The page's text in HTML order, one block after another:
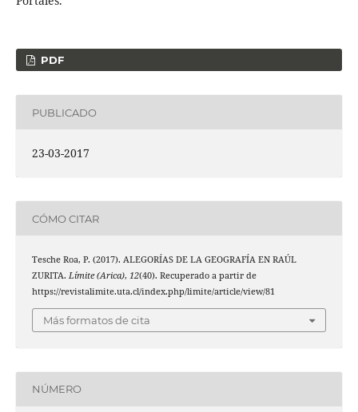
PDF
PUBLICADO
23-03-2017
CÓMO CITAR
Tesche Roa, P. (2017). ALEGORÍAS DE LA GEOGRAFÍA EN RAÚL
ZURITA. Límite (Arica), 12(40). Recuperado a partir de
https://revistalimite.uta.cl/index.php/limite/article/view/81
Más formatos de cita
NÚMERO